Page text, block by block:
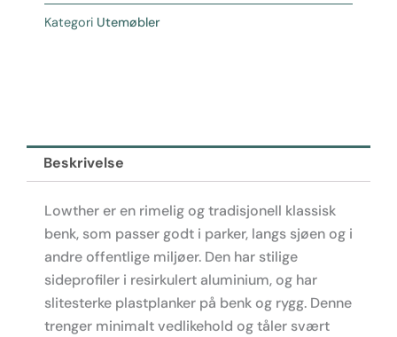
antall
Kategori Utemøbler
Beskrivelse
Lowther er en rimelig og tradisjonell klassisk
benk, som passer godt i parker, langs sjøen og i
andre offentlige miljøer. Den har stilige
sideprofiler i resirkulert aluminium, og har
slitesterke plastplanker på benk og rygg. Denne
trenger minimalt vedlikehold og tåler svært